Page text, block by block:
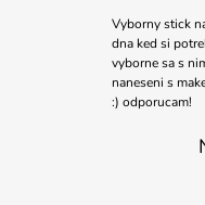
Vyborny stick
dna ked si
vyborne sa s
naneseni s
:) odporucam!